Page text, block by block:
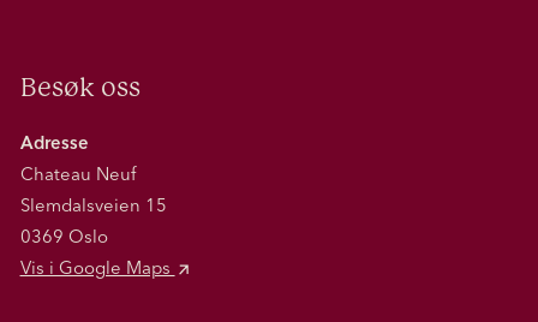
Besøk oss
Adresse
Chateau Neuf
Slemdalsveien 15
0369 Oslo
Vis i Google Maps